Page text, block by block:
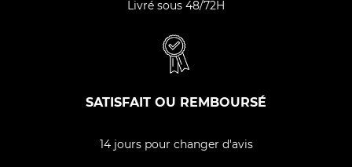
Livré sous 48/72H
SATISFAIT OU REMBOURSÉ
14 jours pour changer d'avis